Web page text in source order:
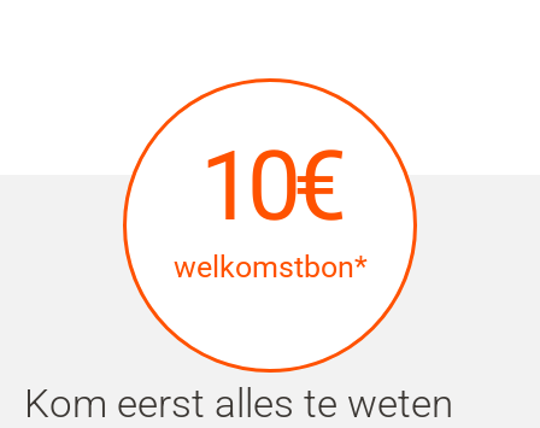
Skip to main content
Naar zoeken overslaan
Naar taalkeuze overslaan
Skip to Cookie Configuration
Cart
10€
welkomstbon*
Kom eerst alles te weten